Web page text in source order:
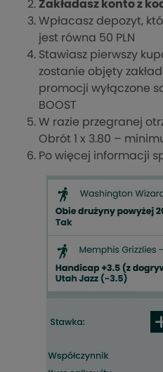
Zakładasz konto z
Wpłacasz depozyt,
jest równa 50 PLN
Stawiasz pierwszy
zostanie objęty
promocji wyłączone
BOOST
W razie przegranej
Obrót 1 x 3.80 –
Po więcej informacji